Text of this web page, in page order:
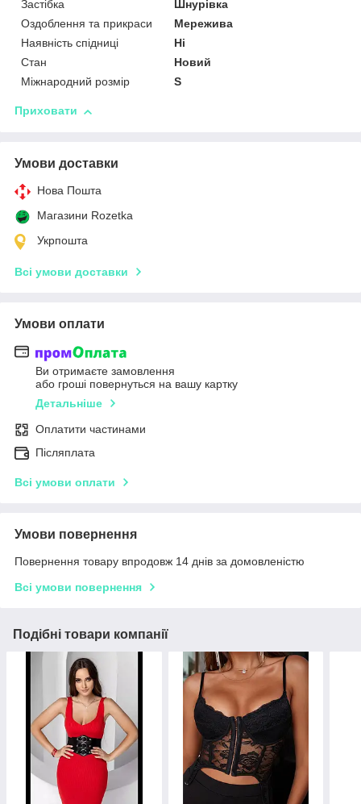
Застібка
Шнурівка
Оздоблення та прикраси
Мережива
Наявність спідниці
Ні
Стан
Новий
Міжнародний розмір
S
Приховати
Умови доставки
Нова Пошта
Магазини Rozetka
Укрпошта
Всі умови доставки
Умови оплати
Ви отримаєте замовлення
або гроші повернуться на вашу картку
Детальніше
Оплатити частинами
Післяплата
Всі умови оплати
Умови повернення
Повернення товару впродовж 14 днів за домовленістю
Всі умови повернення
Подібні товари компанії